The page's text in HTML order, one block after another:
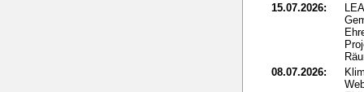
15.07.2026:
08.07.2026: